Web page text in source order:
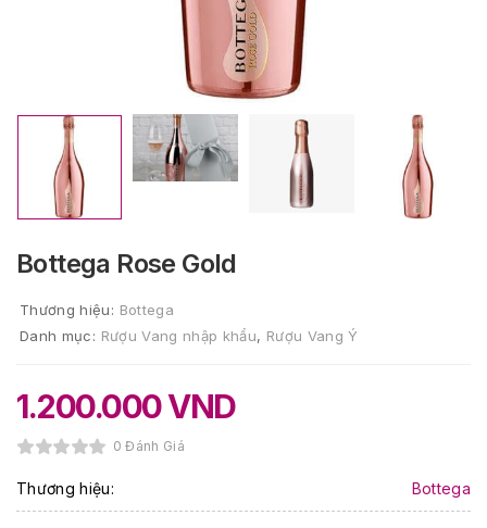
Bottega Rose Gold
Thương hiệu: Bottega
Danh mục: Rượu Vang nhập khẩu, Rượu Vang Ý
1.200.000VND
0 Đánh Giá
Thương hiệu: Bottega